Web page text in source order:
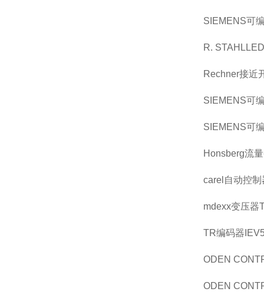
SIEMENS可
R.
Rechner接近
SIEMENS可
SIEMENS可
Honsberg流
carel自动控
mdexx变压器
TR编码器
ODEN
ODEN